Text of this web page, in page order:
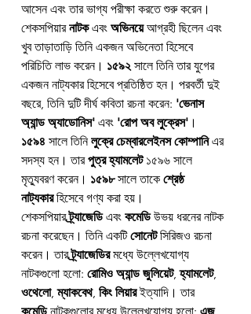
আসেন এবং তার ভাগ্য পরীক্ষা করতে শুরু করেন।
শেকসপিয়ার নাটক এবং অভিনয়ে আগ্রহী ছিলেন এবং
খুব তাড়াতাড়ি তিনি একজন অভিনেতা হিসেবে
পরিচিতি লাভ করেন। ১৫৯২ সালে তিনি তার যুগের
একজন নাট্যকার হিসেবে প্রতিষ্ঠিত হন। পরবর্তী দুই
বছরে, তিনি দুটি দীর্ঘ কবিতা রচনা করেন: 'ভেনাস
অ্যান্ড অ্যাডোনিস' এবং 'রোপ অব লুক্রেস' ।
১৫৯৪ সালে তিনি লুক্রে চেম্বারলেইনস কোম্পানি এর
সদস্য হন। তার পুত্র হ্যামলেট ১৫৯৬ সালে
মৃত্যুবরণ করেন। ১৫৯৮ সালে তাকে শ্রেষ্ঠ
নাট্যকার হিসেবে গণ্য করা হয়।
শেকসপিয়ার ট্র্যাজেডি এবং কমেডি উভয় ধরনের নাটক
রচনা করেছেন। তিনি একটি সোনেট সিরিজও রচনা
করেন। তার ট্র্যাজেডির মধ্যে উল্লেখযোগ্য
নাটকগুলো হলো: রোমিও অ্যান্ড জুলিয়েট, হ্যামলেট,
ওথেলো, ম্যাকবেথ, কিং লিয়ার ইত্যাদি। তার